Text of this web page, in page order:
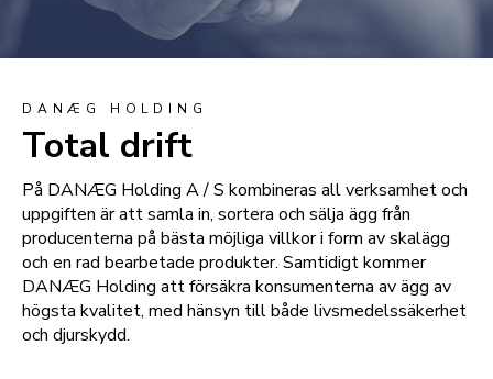
DANÆG HOLDING
Total drift
På DANÆG Holding A / S kombineras all verksamhet och
uppgiften är att samla in, sortera och sälja ägg från
producenterna på bästa möjliga villkor i form av skalägg
och en rad bearbetade produkter. Samtidigt kommer
DANÆG Holding att försäkra konsumenterna av ägg av
högsta kvalitet, med hänsyn till både livsmedelssäkerhet
och djurskydd.